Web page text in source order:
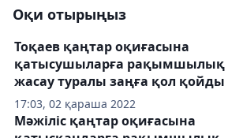
Оқи отырыңыз
17:03, 02 қараша 2022
Тоқаев қаңтар оқиғасына
қатысушыларға рақымшылық
жасау туралы заңға қол қойды
Мәжіліс қаңтар оқиғасына